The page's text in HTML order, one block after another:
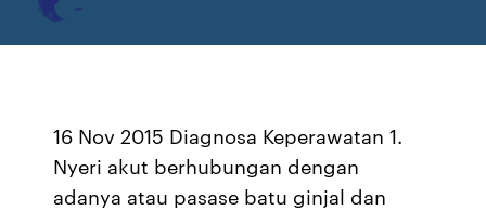
16 Nov 2015 Diagnosa Keperawatan 1.
Nyeri akut berhubungan dengan
adanya atau pasase batu ginjal dan